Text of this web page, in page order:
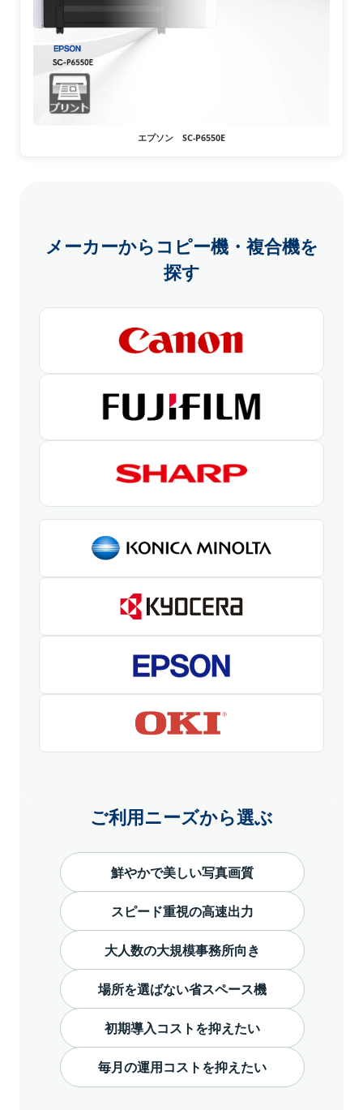
エプソン SC-P6550E
メーカーからコピー機・複合機を
探す
ご利用ニーズから選ぶ
鮮やかで美しい写真画質
スピード重視の高速出力
大人数の大規模事務所向き
場所を選ばない省スペース機
初期導入コストを抑えたい
毎月の運用コストを抑えたい